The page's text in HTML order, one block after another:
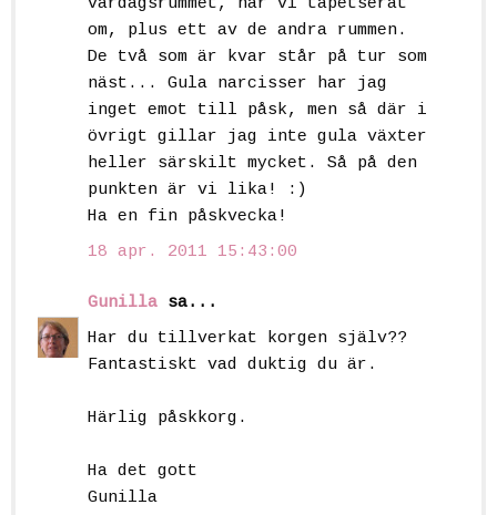
vardagsrummet, har vi tapetserat
om, plus ett av de andra rummen.
De två som är kvar står på tur som
näst... Gula narcisser har jag
inget emot till påsk, men så där i
övrigt gillar jag inte gula växter
heller särskilt mycket. Så på den
punkten är vi lika! :)
Ha en fin påskvecka!
18 apr. 2011 15:43:00
Gunilla sa...
Har du tillverkat korgen själv??
Fantastiskt vad duktig du är.
Härlig påskkorg.
Ha det gott
Gunilla